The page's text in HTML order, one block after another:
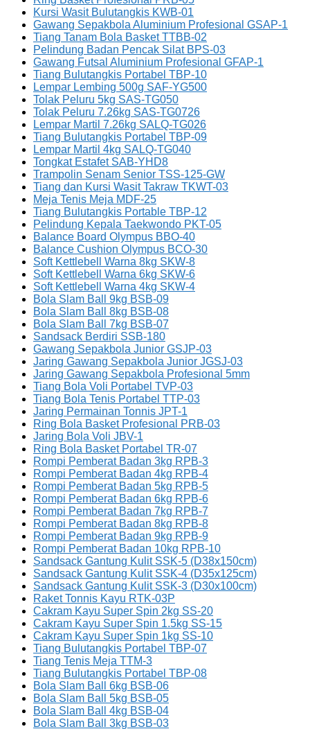
Kursi Wasit Bulutangkis KWB-01
Gawang Sepakbola Aluminium Profesional GSAP-1
Tiang Tanam Bola Basket TTBB-02
Pelindung Badan Pencak Silat BPS-03
Gawang Futsal Aluminium Profesional GFAP-1
Tiang Bulutangkis Portabel TBP-10
Lempar Lembing 500g SAF-YG500
Tolak Peluru 5kg SAS-TG050
Tolak Peluru 7.26kg SAS-TG0726
Lempar Martil 7.26kg SALQ-TG026
Tiang Bulutangkis Portabel TBP-09
Lempar Martil 4kg SALQ-TG040
Tongkat Estafet SAB-YHD8
Trampolin Senam Senior TSS-125-GW
Tiang dan Kursi Wasit Takraw TKWT-03
Meja Tenis Meja MDF-25
Tiang Bulutangkis Portable TBP-12
Pelindung Kepala Taekwondo PKT-05
Balance Board Olympus BBO-40
Balance Cushion Olympus BCO-30
Soft Kettlebell Warna 8kg SKW-8
Soft Kettlebell Warna 6kg SKW-6
Soft Kettlebell Warna 4kg SKW-4
Bola Slam Ball 9kg BSB-09
Bola Slam Ball 8kg BSB-08
Bola Slam Ball 7kg BSB-07
Sandsack Berdiri SSB-180
Gawang Sepakbola Junior GSJP-03
Jaring Gawang Sepakbola Junior JGSJ-03
Jaring Gawang Sepakbola Profesional 5mm
Tiang Bola Voli Portabel TVP-03
Tiang Bola Tenis Portabel TTP-03
Jaring Permainan Tonnis JPT-1
Ring Bola Basket Profesional PRB-03
Jaring Bola Voli JBV-1
Ring Bola Basket Portabel TR-07
Rompi Pemberat Badan 3kg RPB-3
Rompi Pemberat Badan 4kg RPB-4
Rompi Pemberat Badan 5kg RPB-5
Rompi Pemberat Badan 6kg RPB-6
Rompi Pemberat Badan 7kg RPB-7
Rompi Pemberat Badan 8kg RPB-8
Rompi Pemberat Badan 9kg RPB-9
Rompi Pemberat Badan 10kg RPB-10
Sandsack Gantung Kulit SSK-5 (D38x150cm)
Sandsack Gantung Kulit SSK-4 (D35x125cm)
Sandsack Gantung Kulit SSK-3 (D30x100cm)
Raket Tonnis Kayu RTK-03P
Cakram Kayu Super Spin 2kg SS-20
Cakram Kayu Super Spin 1.5kg SS-15
Cakram Kayu Super Spin 1kg SS-10
Tiang Bulutangkis Portabel TBP-07
Tiang Tenis Meja TTM-3
Tiang Bulutangkis Portabel TBP-08
Bola Slam Ball 6kg BSB-06
Bola Slam Ball 5kg BSB-05
Bola Slam Ball 4kg BSB-04
Bola Slam Ball 3kg BSB-03